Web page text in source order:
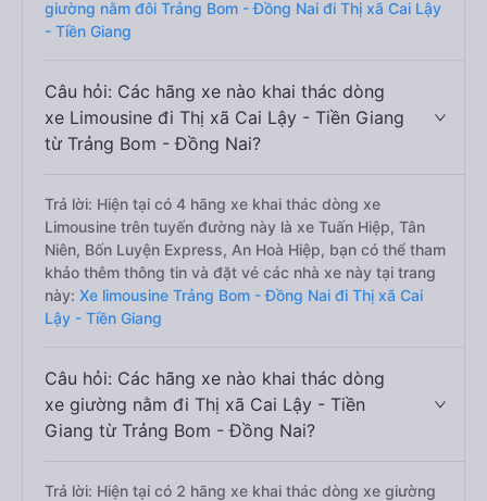
giường nằm đôi Trảng Bom - Đồng Nai đi Thị xã Cai Lậy
- Tiền Giang
Câu hỏi: Các hãng xe nào khai thác dòng
xe Limousine đi Thị xã Cai Lậy - Tiền Giang
từ Trảng Bom - Đồng Nai?
Trả lời: Hiện tại có 4 hãng xe khai thác dòng xe
Limousine trên tuyến đường này là xe Tuấn Hiệp, Tân
Niên, Bốn Luyện Express, An Hoà Hiệp, bạn có thể tham
khảo thêm thông tin và đặt vé các nhà xe này tại trang
này: Xe limousine Trảng Bom - Đồng Nai đi Thị xã Cai
Lậy - Tiền Giang
Câu hỏi: Các hãng xe nào khai thác dòng
xe giường nằm đi Thị xã Cai Lậy - Tiền
Giang từ Trảng Bom - Đồng Nai?
Trả lời: Hiện tại có 2 hãng xe khai thác dòng xe giường